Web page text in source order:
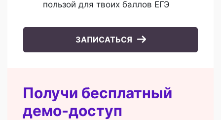
пользой для твоих баллов ЕГЭ
ЗАПИСАТЬСЯ
Получи бесплатный
демо-доступ